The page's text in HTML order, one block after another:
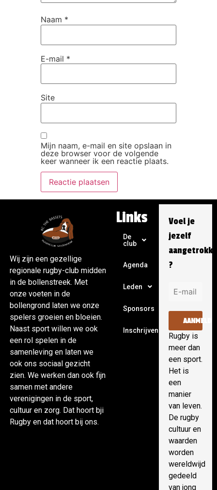
Naam *
E-mail *
Site
Mijn naam, e-mail en site opslaan in
deze browser voor de volgende
keer wanneer ik een reactie plaats.
Wij zijn een gezellige
regionale rugby-club midden
in de bollenstreek. Met
onze voeten in de
bollengrond laten we onze
spelers groeien en bloeien.
Naast sport willen we ook
een rol spelen in de
samenleving en laten we
ook ons sociaal gezicht
zien. We werken dan ook fijn
samen met andere
verenigingen in de sport,
cultuur en zorg. Dat hoort bji
Rugby en dat hoort bij ons.
Links
De
club
Agenda
Leden
Sponsors
Inschrijven
Voel je
jezelf
?
Rugby is
meer dan
een sport.
Het is
een
manier
van leven.
De rugby
cultuur en
waarden
worden
wereldwijd
gedeeld
van jong